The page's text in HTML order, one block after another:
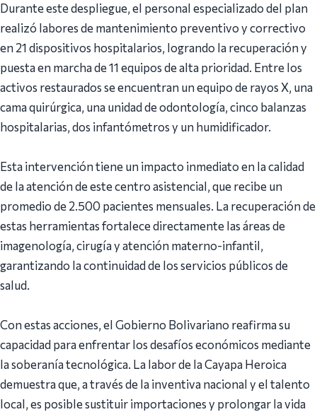
Durante este despliegue, el personal especializado del plan
realizó labores de mantenimiento preventivo y correctivo
en 21 dispositivos hospitalarios, logrando la recuperación y
puesta en marcha de 11 equipos de alta prioridad. Entre los
activos restaurados se encuentran un equipo de rayos X, una
cama quirúrgica, una unidad de odontología, cinco balanzas
hospitalarias, dos infantómetros y un humidificador.
Esta intervención tiene un impacto inmediato en la calidad
de la atención de este centro asistencial, que recibe un
promedio de 2.500 pacientes mensuales. La recuperación de
estas herramientas fortalece directamente las áreas de
imagenología, cirugía y atención materno-infantil,
garantizando la continuidad de los servicios públicos de
salud.
Con estas acciones, el Gobierno Bolivariano reafirma su
capacidad para enfrentar los desafíos económicos mediante
la soberanía tecnológica. La labor de la Cayapa Heroica
demuestra que, a través de la inventiva nacional y el talento
local, es posible sustituir importaciones y prolongar la vida